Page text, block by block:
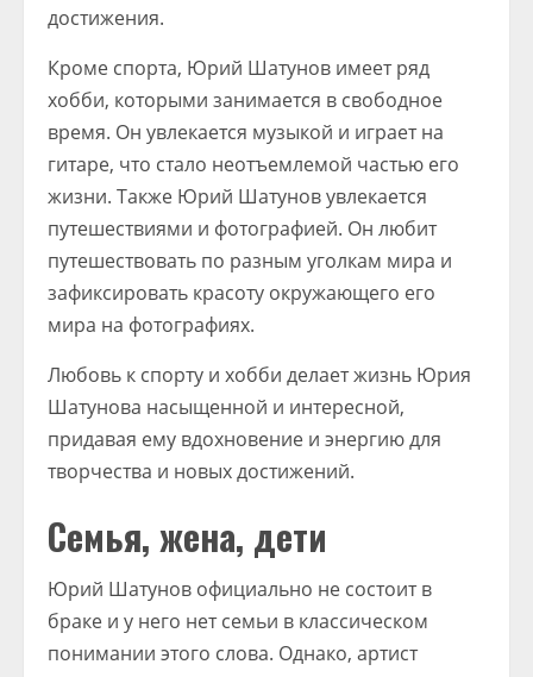
достижения.
Кроме спорта, Юрий Шатунов имеет ряд
хобби, которыми занимается в свободное
время. Он увлекается музыкой и играет на
гитаре, что стало неотъемлемой частью его
жизни. Также Юрий Шатунов увлекается
путешествиями и фотографией. Он любит
путешествовать по разным уголкам мира и
зафиксировать красоту окружающего его
мира на фотографиях.
Любовь к спорту и хобби делает жизнь Юрия
Шатунова насыщенной и интересной,
придавая ему вдохновение и энергию для
творчества и новых достижений.
Семья, жена, дети
Юрий Шатунов официально не состоит в
браке и у него нет семьи в классическом
понимании этого слова. Однако, артист